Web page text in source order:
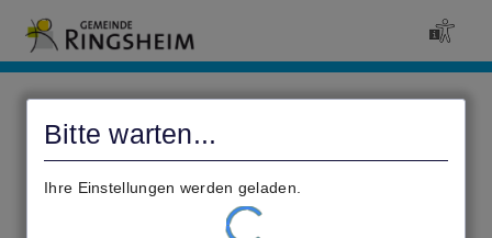
Bitte warten...
Ihre Einstellungen werden geladen.